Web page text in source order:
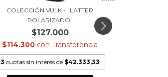
COLECCIÓN VULK - "LATTER
POLARIZADO"
$127.000
$114.300 con Transferencia
3 cuotas sin interés de $42.333,33